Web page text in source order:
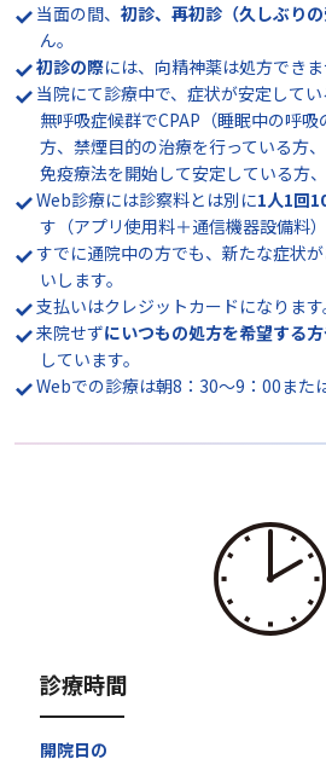
当面の間、 初診、再初診（久しぶり
ん。
初診の際には、向精神薬は処方でき
当院にて診療中で、症状が安定して
無呼吸症候群でCPAP（睡眠中の呼
方、禁煙目的の治療を行っている方
免疫療法を開始して安定している方、
Web診療には診察料とは別に1人1回
す（アプリ使用料＋通信機器設備料）
すでに通院中の方でも、新たな症状
いします。
支払いはクレジットカードになります
来院せずにいつもの処方を希望する
しています。
Webでの診療は朝8：30〜9：00また
診療時間
開院日の